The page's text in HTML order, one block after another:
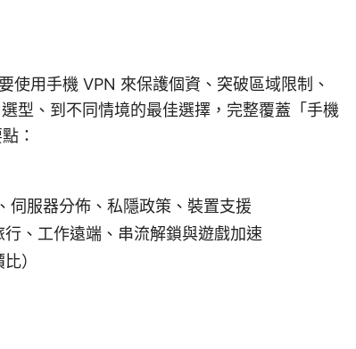
用手機 VPN 來保護個資、突破區域限制、
型、到不同情境的最佳選擇，完整覆蓋「手機
：
伺服器分佈、私隱政策、裝置支援
、工作遠端、串流解鎖與遊戲加速
）